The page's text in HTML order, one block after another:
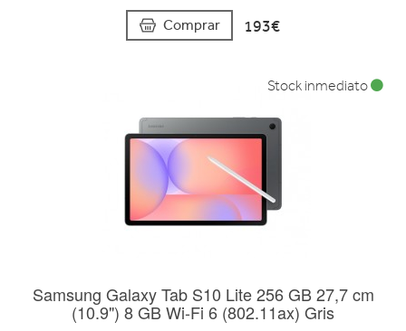
Comprar 193€
Samsung Galaxy Tab S10 Lite 256 GB 27,7 cm
(10.9") 8 GB Wi-Fi 6 (802.11ax) Gris
Stock inmediato